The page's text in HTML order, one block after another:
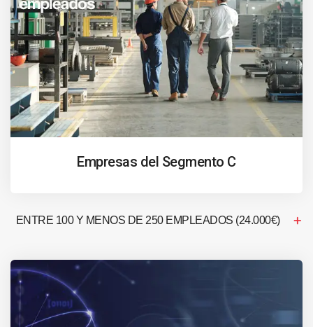
Empresas del Segmento C
ENTRE 100 Y MENOS DE 250 EMPLEADOS (24.000€)